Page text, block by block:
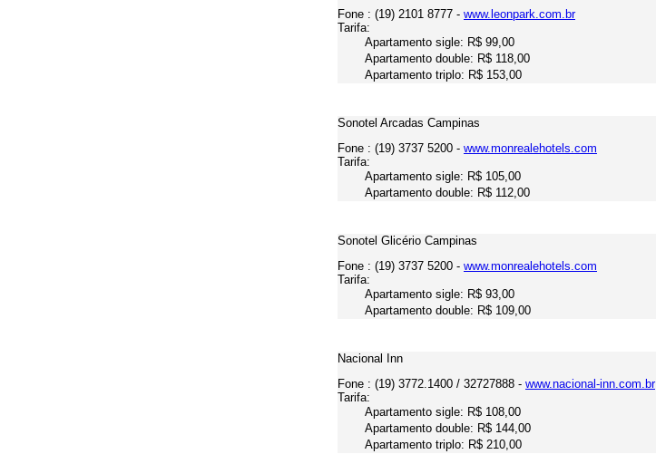
Fone : (19) 2101 8777 - www.leonpark.com.br
Tarifa:
Apartamento sigle: R$ 99,00
Apartamento double: R$ 118,00
Apartamento triplo: R$ 153,00
Sonotel Arcadas Campinas
Fone : (19) 3737 5200 - www.monrealehotels.com
Tarifa:
Apartamento sigle: R$ 105,00
Apartamento double: R$ 112,00
Sonotel Glicério Campinas
Fone : (19) 3737 5200 - www.monrealehotels.com
Tarifa:
Apartamento sigle: R$ 93,00
Apartamento double: R$ 109,00
Nacional Inn
Fone : (19) 3772.1400 / 32727888 - www.nacional-inn.com.br
Tarifa:
Apartamento sigle: R$ 108,00
Apartamento double: R$ 144,00
Apartamento triplo: R$ 210,00